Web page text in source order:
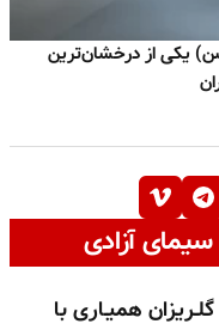
یکی از درخشان‌ترین
آزادی
همیـاری با